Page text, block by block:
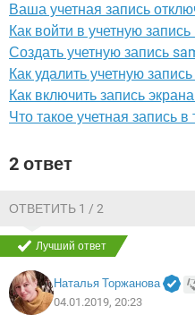
Ваша учетная запись
Как войти в учетную
Создать учетную запись
Как удалить учетную
Как включить запись
Что такое учетная запись
2 ответ
ОТВЕТИТЬ 1 / 2
Лучший ответ
Наталья Торжанова
04.01.2019, 20:23